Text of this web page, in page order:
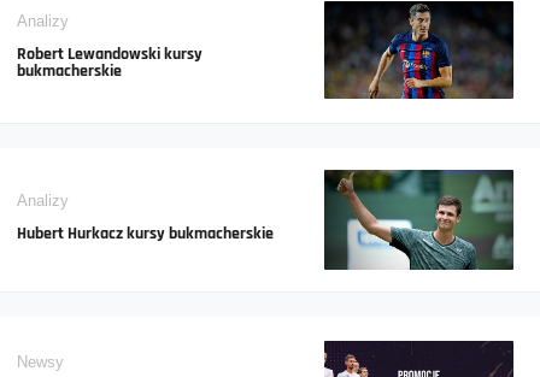
Analizy
Robert Lewandowski kursy
bukmacherskie
Analizy
Hubert Hurkacz kursy bukmacherskie
Newsy